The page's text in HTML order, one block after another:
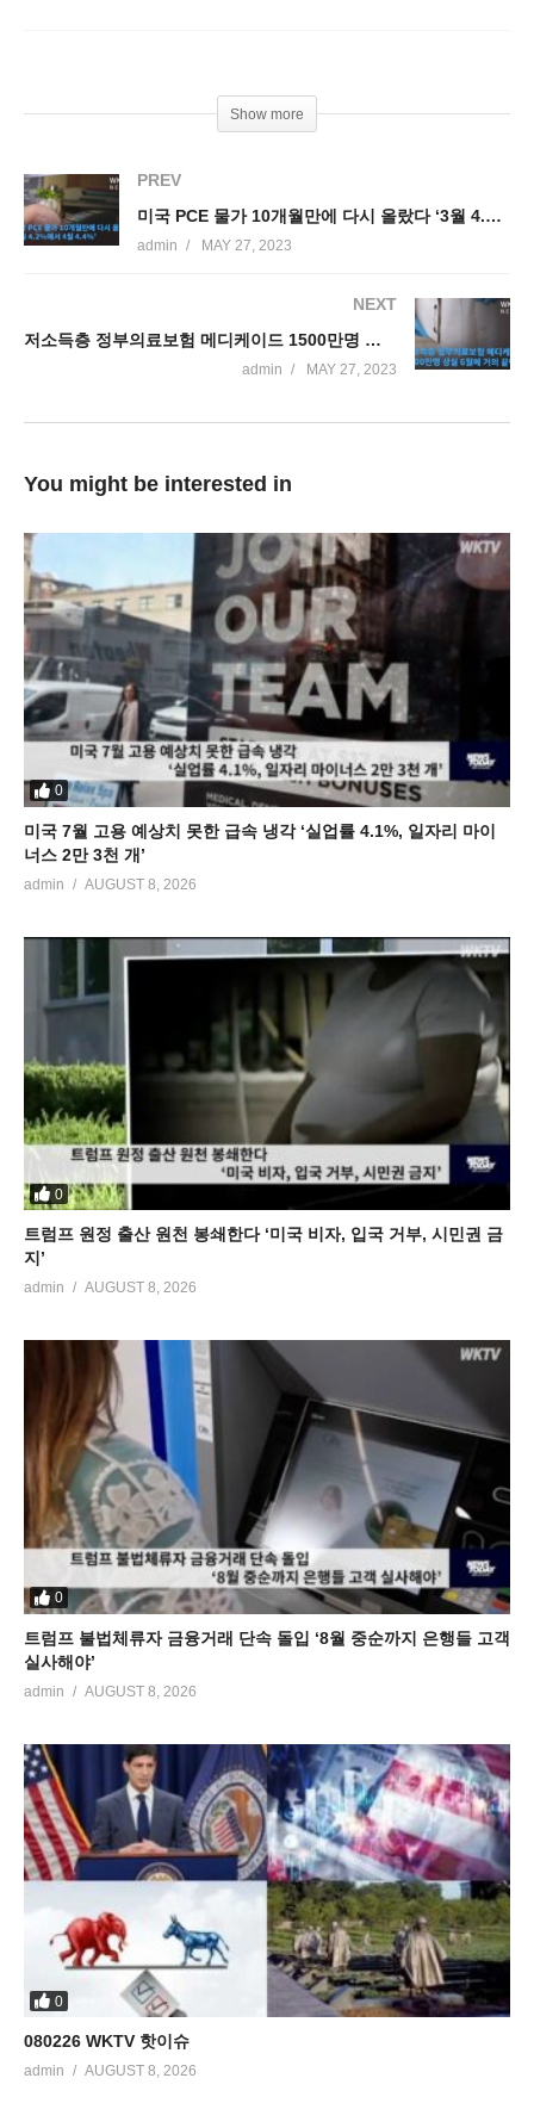
Show more
PREV
미국 PCE 물가 10개월만에 다시 올랐다 ‘3월 4.2%에서 4월 4.4%’
admin MAY 27, 2023
NEXT
저소득층 정부의료보험 메디케이드 1500만명 상실 6월에 거의 끝난다
admin MAY 27, 2023
You might be interested in
0
미국 7월 고용 예상치 못한 급속 냉각 ‘실업률 4.1%, 일자리 마이
너스 2만 3천 개’
admin AUGUST 8, 2026
0
트럼프 원정 출산 원천 봉쇄한다 ‘미국 비자, 입국 거부, 시민권 금
지’
admin AUGUST 8, 2026
0
트럼프 불법체류자 금융거래 단속 돌입 ‘8월 중순까지 은행들 고객
실사해야’
admin AUGUST 8, 2026
0
080226 WKTV 핫이슈
admin AUGUST 8, 2026